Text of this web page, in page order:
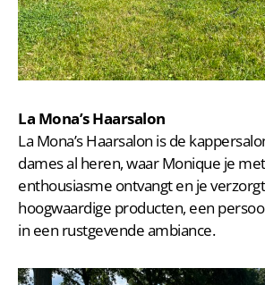
La Mona’s Haarsalon
La Mona’s Haarsalon is de
dames al heren, waar Monique je
enthousiasme ontvangt en je
hoogwaardige producten, een
in een rustgevende ambiance.